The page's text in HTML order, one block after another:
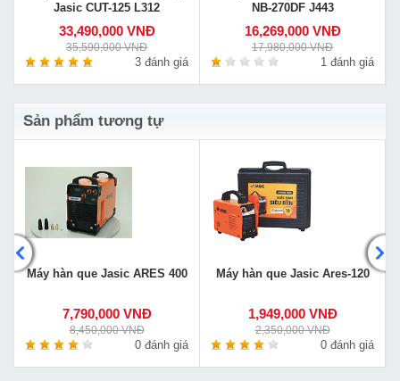
Jasic CUT-125 L312
33,490,000 VNĐ
35,590,000 VNĐ
3 đánh giá
NB-270DF J443
16,269,000 VNĐ
17,980,000 VNĐ
1 đánh giá
Sản phẩm tương tự
Máy hàn que Jasic ARES 400
7,790,000 VNĐ
8,450,000 VNĐ
0 đánh giá
Máy hàn que Jasic Ares-120
1,949,000 VNĐ
2,350,000 VNĐ
0 đánh giá